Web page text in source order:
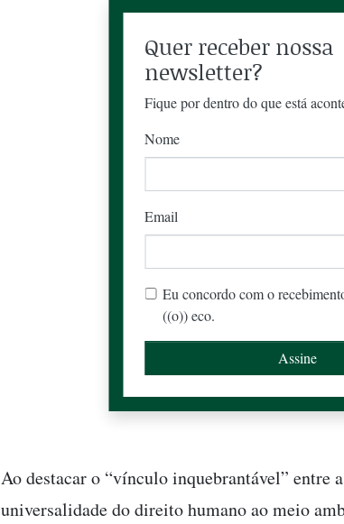
Quer receber nossa
newsletter?
Fique por dentro do que está
Nome
Email
Eu concordo com o
((o)) eco.
Ao destacar o “vínculo inquebrantável” entre
universalidade do direito humano ao meio